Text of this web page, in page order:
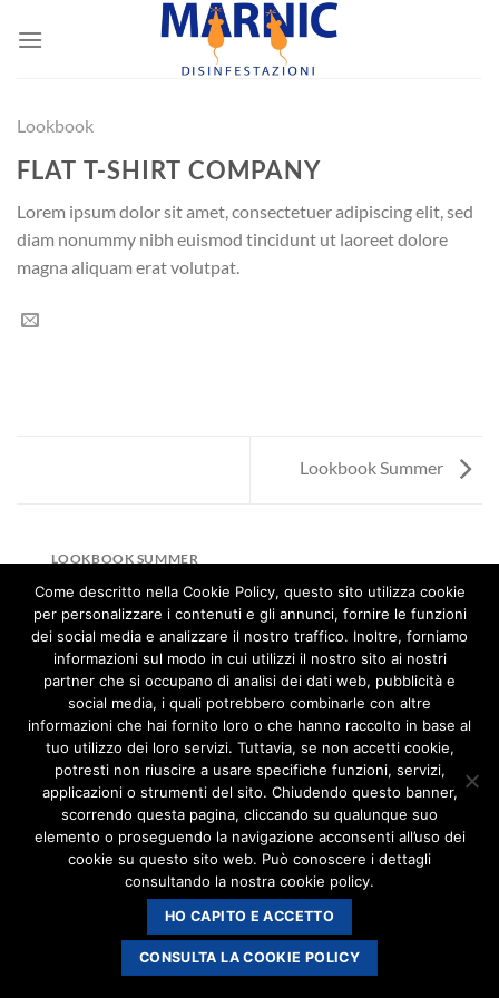
Lookbook
FLAT T-SHIRT COMPANY
Lorem ipsum dolor sit amet, consectetuer adipiscing elit, sed
diam nonummy nibh euismod tincidunt ut laoreet dolore
magna aliquam erat volutpat.
Lookbook Summer
LOOKBOOK SUMMER
MARNIC Disinfestazioni di Paola Maria Borsotti | P.IVA
06317360961 C.F. BRSPMR65B57F205O
marnic@legalmail.it
Privacy policy-Cookies policy
Come descritto nella Cookie Policy, questo sito utilizza cookie
per personalizzare i contenuti e gli annunci, fornire le funzioni
dei social media e analizzare il nostro traffico. Inoltre, forniamo
informazioni sul modo in cui utilizzi il nostro sito ai nostri
partner che si occupano di analisi dei dati web, pubblicità e
social media, i quali potrebbero combinarle con altre
informazioni che hai fornito loro o che hanno raccolto in base al
tuo utilizzo dei loro servizi. Tuttavia, se non accetti cookie,
potresti non riuscire a usare specifiche funzioni, servizi,
applicazioni o strumenti del sito. Chiudendo questo banner,
scorrendo questa pagina, cliccando su qualunque suo
elemento o proseguendo la navigazione acconsenti all’uso dei
cookie su questo sito web. Può conoscere i dettagli
consultando la nostra cookie policy.
HO CAPITO E ACCETTO
CONSULTA LA COOKIE POLICY